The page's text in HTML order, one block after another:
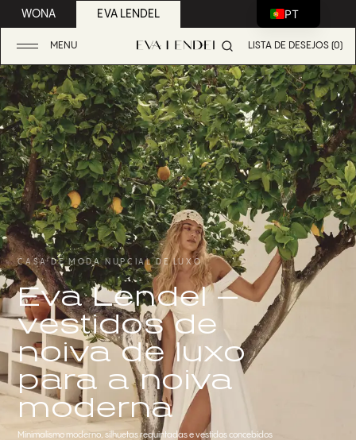
WONA EVA LENDEL
MENU LISTA DE DESEJOS (0)
CASA DE MODA NUPCIAL DE LUXO
Eva Lendel —
vestidos de
noiva de luxo
para a noiva
moderna
Minimalismo moderno, silhuetas requintadas e vestidos concebidos
PT